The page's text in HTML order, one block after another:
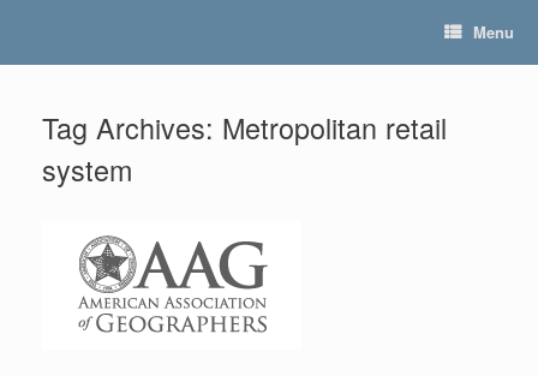
Menu
Tag Archives: Metropolitan retail
system